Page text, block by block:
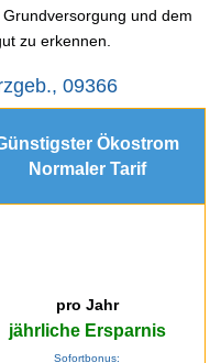
und dem
zu erkennen.
09366
Ökostrom
Normaler Tarif
pro Jahr
jährliche Ersparnis
Sofortbonus: